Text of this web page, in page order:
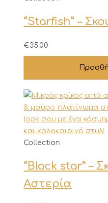
“Starfish” –
€35.00
Collection
“Black star” –
Αστερία